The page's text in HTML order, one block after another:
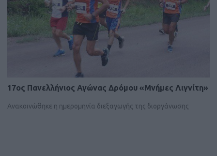
17ος Πανελλήνιος Αγώνας Δρόμου «Μνήμες Λιγνίτη»
Ανακοινώθηκε η ημερομηνία διεξαγωγής της διοργάνωσης